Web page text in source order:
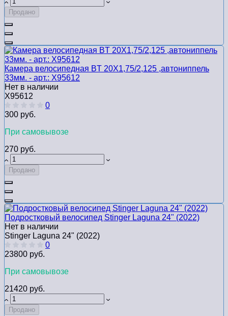
Продано
Камера велосипедная BТ 20Х1,75/2,125 ,автониппель
33мм. - арт.: Х95612
Нет в наличии
Х95612
0
300 руб.
При самовывозе
270 руб.
Продано
Подростковый велосипед Stinger Laguna 24" (2022)
Нет в наличии
Stinger Laguna 24" (2022)
0
23800 руб.
При самовывозе
21420 руб.
Продано